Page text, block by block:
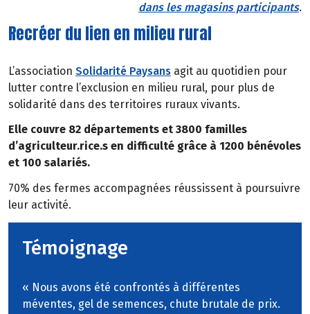
dans les magasins participants.
Recréer du lien en milieu rural
L’association Solidarité Paysans agit au quotidien pour
lutter contre l’exclusion en milieu rural, pour plus de
solidarité dans des territoires ruraux vivants.
Elle couvre 82 départements et 3800 familles
d’agriculteur.rice.s en difficulté grâce à 1200 bénévoles
et 100 salariés.
70% des fermes accompagnées réussissent à poursuivre
leur activité.
Témoignage
« Nous avons été confrontés à différentes
méventes, gel de semences, chute brutale de prix.